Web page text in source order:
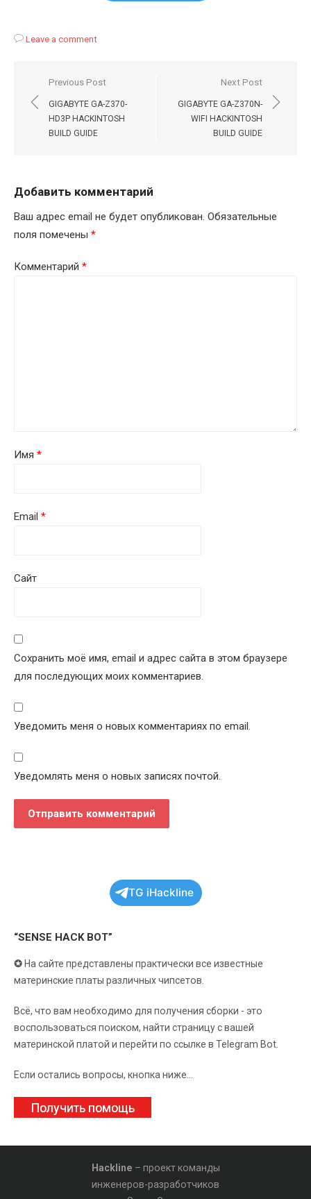
Leave a comment
Навигация
по
записям
Previous Post
GIGABYTE GA-Z370-
HD3P HACKINTOSH
BUILD GUIDE
Next Post
GIGABYTE GA-Z370N-
WIFI HACKINTOSH
BUILD GUIDE
Добавить комментарий
Ваш адрес email не будет опубликован. Обязательные
поля помечены *
Комментарий *
Имя *
Email *
Сайт
Сохранить моё имя, email и адрес сайта в этом браузере
для последующих моих комментариев.
Уведомить меня о новых комментариях по email.
Уведомлять меня о новых записях почтой.
TG iHackline
“SENSE HACK BOT”
✪ На сайте представлены практически все известные
материнские платы различных чипсетов.
Всё, что вам необходимо для получения сборки - это
воспользоваться поиском, найти страницу с вашей
материнской платой и перейти по ссылке в Telegram Bot.
Если остались вопросы, кнопка ниже...
Получить помощь
Hackline – проект команды
инженеров-разработчиков